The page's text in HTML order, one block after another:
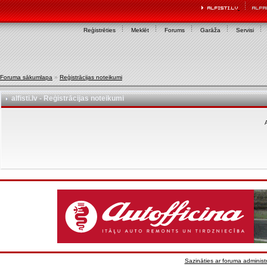
Reģistrēties Meklēt Forums Garāža Servisi
Foruma sākumlapa » Reģistrācijas noteikumi
alfisti.lv - Reģistrācijas noteikumi
Sazināties ar foruma